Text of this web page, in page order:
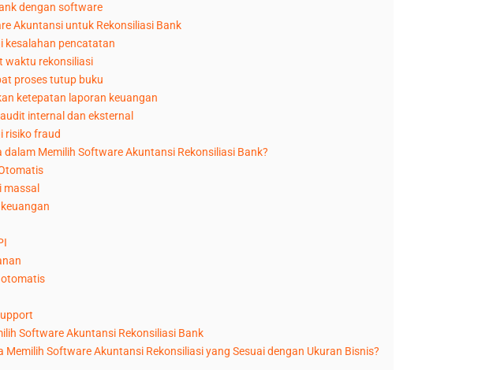
dengan software
Akuntansi untuk Rekonsiliasi Bank
kesalahan pencatatan
waktu rekonsiliasi
proses tutup buku
ketepatan laporan keuangan
internal dan eksternal
risiko fraud
dalam Memilih Software Akuntansi Rekonsiliasi Bank?
massal
Software Akuntansi Rekonsiliasi Bank
Memilih Software Akuntansi Rekonsiliasi yang Sesuai dengan Ukuran Bisnis?